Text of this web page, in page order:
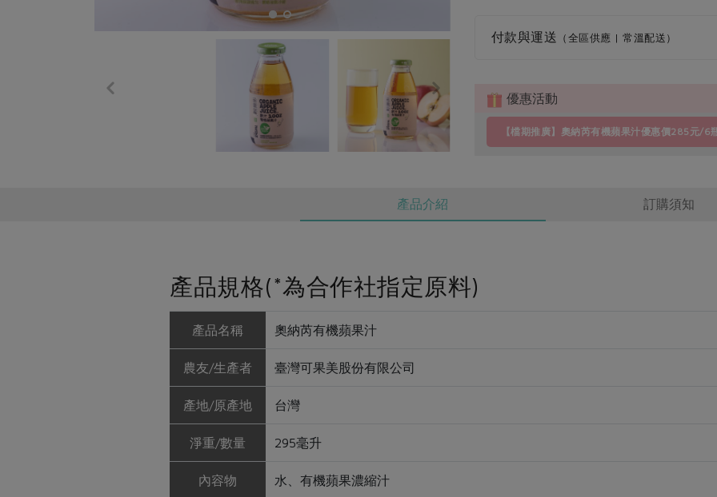
付款與運送 （全區供應 | 常溫配送）
優惠活動
【檔期推廣】奧納芮有機蘋果汁優惠價285元/6
產品介紹 訂購須知
產品規格(*為合作社指定原料)
產品名稱 奧納芮有機蘋果汁
農友/生產者 臺灣可果美股份有限公司
產地/原產地 台灣
淨重/數量 295毫升
內容物 水、有機蘋果濃縮汁